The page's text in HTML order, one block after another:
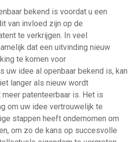
bekend is voordat u een
van invloed zijn op de
te verkrijgen. In veel
dat een uitvinding nieuw
te komen voor
uw idee al openbaar bekend is, kan
langer als nieuw wordt
patenteerbaar is. Het is
om uw idee vertrouwelijk te
stappen heeft ondernomen om
om zo de kans op succesvolle